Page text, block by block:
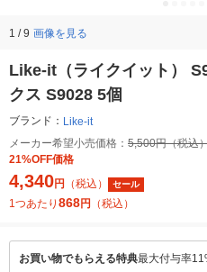
1 / 9 画像を見る
Like-it（ライクイット）
クス S9028 5個
ブランド： Like-it
メーカー希望小売価格： 5,500円（税込
21%OFF価格
4,340円 （税込） セール
1つあたり 868円 （税込）
お買い物でもらえる特典最大付与率